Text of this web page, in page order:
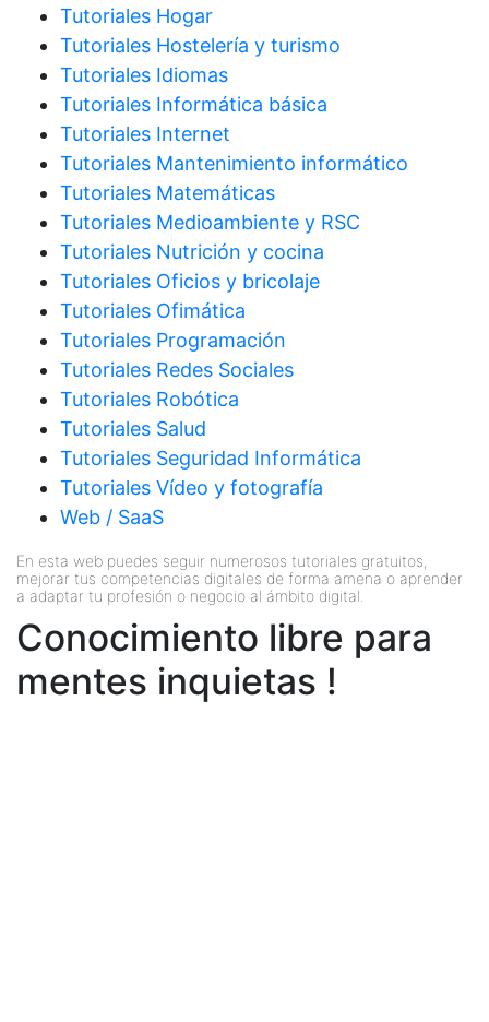
Tutoriales Hogar
Tutoriales Hostelería y turismo
Tutoriales Idiomas
Tutoriales Informática básica
Tutoriales Internet
Tutoriales Mantenimiento informático
Tutoriales Matemáticas
Tutoriales Medioambiente y RSC
Tutoriales Nutrición y cocina
Tutoriales Oficios y bricolaje
Tutoriales Ofimática
Tutoriales Programación
Tutoriales Redes Sociales
Tutoriales Robótica
Tutoriales Salud
Tutoriales Seguridad Informática
Tutoriales Vídeo y fotografía
Web / SaaS
En esta web puedes seguir numerosos tutoriales gratuitos,
mejorar tus competencias digitales de forma amena o aprender
a adaptar tu profesión o negocio al ámbito digital.
Conocimiento libre para
mentes inquietas !